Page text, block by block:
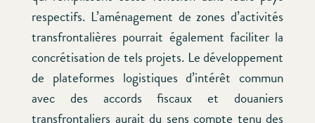
respectifs. L’aménagement de zones d’activités
transfrontalières pourrait également faciliter la
concrétisation de tels projets. Le développement
de plateformes logistiques d’intérêt commun
avec des accords fiscaux et douaniers
transfrontaliers aurait du sens compte tenu des